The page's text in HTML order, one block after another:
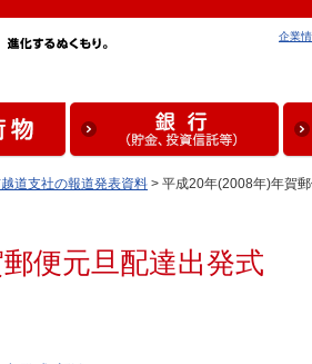
企業
道支社の報道発表資料 > 平成20年(2008年)年賀
便元旦配達出発式